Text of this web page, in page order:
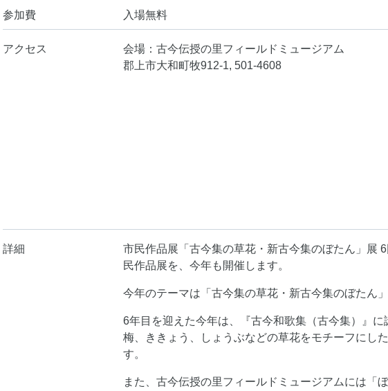
参加費 入場無料
アクセス
会場：古今伝授の里フィールドミュージアム
郡上市大和町牧912-1, 501-4608
詳細
市民作品展「古今集の草花・新古今集のぼたん」展
民作品展を、今年も開催します。
今年のテーマは「古今集の草花・新古今集のぼたん」
6年目を迎えた今年は、『古今和歌集（古今集）』に
梅、ききょう、しょうぶなどの草花をモチーフにし
す。
また、古今伝授の里フィールドミュージアムには「